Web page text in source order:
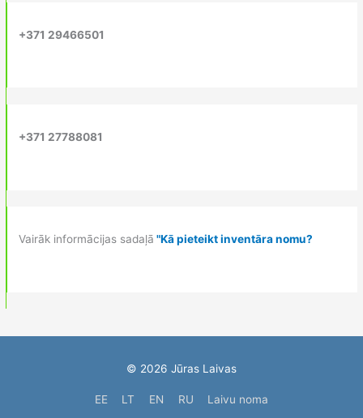
+371 29466501
+371 27788081
Vairāk informācijas sadaļā "Kā pieteikt inventāra nomu?
© 2026 Jūras Laivas
EE LT EN RU Laivu noma